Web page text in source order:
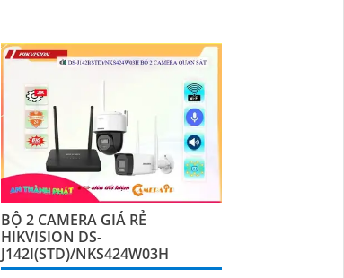
BỘ 2 CAMERA GIÁ RẺ
HIKVISION DS-
J142I(STD)/NKS424W03H